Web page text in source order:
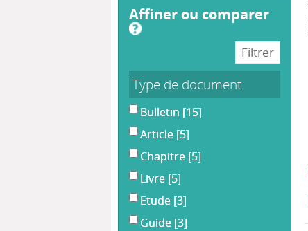
affiner ou comparer
Type de document
Bulletin [15]
Article [5]
Chapitre [5]
Livre [5]
Etude [3]
Guide [3]